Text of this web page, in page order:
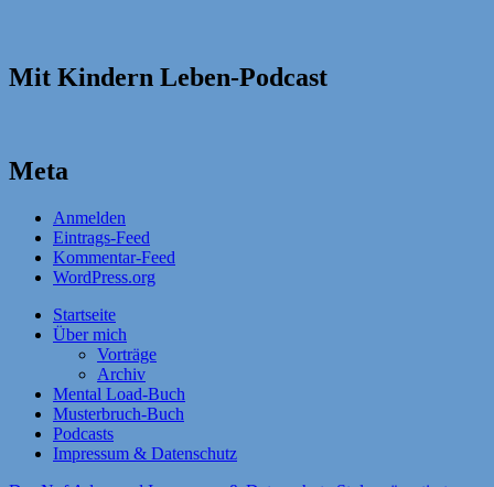
Mit Kindern Leben-Podcast
Meta
Anmelden
Eintrags-Feed
Kommentar-Feed
WordPress.org
Startseite
Über mich
Vorträge
Archiv
Mental Load-Buch
Musterbruch-Buch
Podcasts
Impressum & Datenschutz